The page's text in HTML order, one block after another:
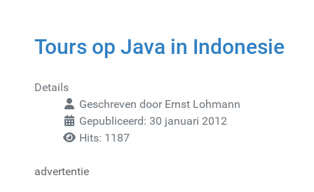
Tours op Java in Indonesie
Details
Geschreven door Ernst Lohmann
Gepubliceerd: 30 januari 2012
Hits: 1187
advertentie